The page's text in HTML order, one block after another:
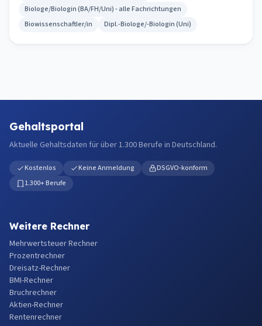
Biologe/Biologin (BA/FH/Uni) - alle Fachrichtungen
Biowissenschaftler/in
Dipl.-Biologe/-Biologin (Uni)
Gehaltsportal
Aktuelle Gehaltsdaten für über 1.300 Berufe in Deutschland.
Kostenlos Keine Anmeldung
DSGVO-konform
1.300+ Berufe
Weitere Rechner
Mehrwertsteuer Rechner
Prozentrechner
Dreisatz-Rechner
BMI-Rechner
Bruchrechner
Aktien-Rechner
Rentenrechner